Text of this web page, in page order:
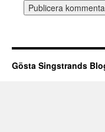
Gösta Singstrands